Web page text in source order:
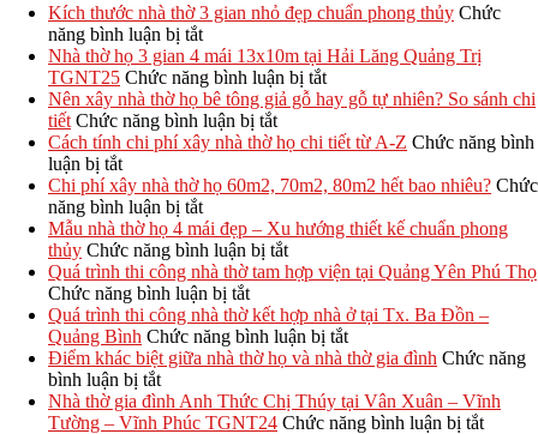
Kích thước nhà thờ 3 gian nhỏ đẹp chuẩn phong thủy Chức
năng bình luận bị tắtở
Kích
thước
nhà
thờ
3
nhỏ
đẹp
chuẩn
phong
thủy
Nhà thờ họ 3 gian 4 mái 13x10m tại Hải Lăng Quảng Trị
TGNT25 Chức năng bình luận bị tắtở
Nhà
họ
gian
mái
tại
Lăng
Quảng
Trị
Nên xây nhà thờ họ bê tông giả gỗ hay gỗ tự nhiên? So sánh chi
tiết Chức năng bình luận bị tắtở
Nên
nhà
họ
bê
tông
gỗ
hay
gỗ
nhiên?
So
Cách tính chi phí xây nhà thờ họ chi tiết từ A-Z Chức năng bình
luận bị tắtở
Cách
tính
chi
phí
xây
nhà
thờ
họ
chi
tiết
từ
A-
Chi phí xây nhà thờ họ 60m2, 70m2, 80m2 hết bao nhiêu? Chức
năng bình luận bị tắtở
Chi
phí
xây
nhà
thờ
họ
60m2,
80m2
hết
Mẫu nhà thờ họ 4 mái đẹp – Xu hướng thiết kế chuẩn phong
thủy Chức năng bình luận bị tắtở
Mẫu
thờ
họ
4
đẹp
–
Quá trình thi công nhà thờ tam hợp viện tại Quảng Yên Phú Thọ
Chức năng bình luận bị tắtở
Quá
trình
thi
nhà
thờ
Quá trình thi công nhà thờ kết hợp nhà ở tại Tx. Ba Đồn –
Quảng Bình Chức năng bình luận bị tắtở
Quá
thi
công
Điểm khác biệt giữa nhà thờ họ và nhà thờ gia đình Chức năng
bình luận bị tắtở
Điểm
khác
Nhà thờ gia đình Anh Thức Chị Thúy tại Vân Xuân – Vĩnh
Tường – Vĩnh Phúc TGNT24 Chức năng bình luận bị tắtở